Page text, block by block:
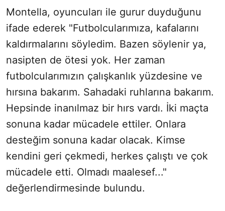
Montella, oyuncuları ile gurur duyduğunu
ifade ederek "Futbolcularımıza, kafalarını
kaldırmalarını söyledim. Bazen söylenir ya,
nasipten de ötesi yok. Her zaman
futbolcularımızın çalışkanlık yüzdesine ve
hırsına bakarım. Sahadaki ruhlarına bakarım.
Hepsinde inanılmaz bir hırs vardı. İki maçta
sonuna kadar mücadele ettiler. Onlara
desteğim sonuna kadar olacak. Kimse
kendini geri çekmedi, herkes çalıştı ve çok
mücadele etti. Olmadı maalesef..."
değerlendirmesinde bulundu.